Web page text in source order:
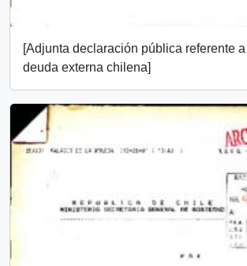
[Adjunta declaración pública referente
deuda externa chilena]